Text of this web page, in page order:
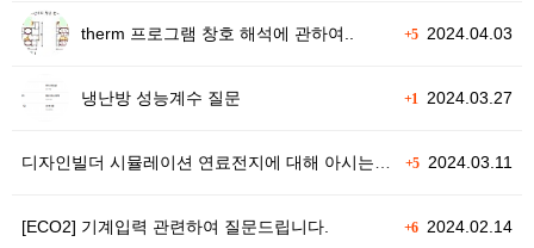
+52024.04.03
therm 프로그램 창호 해석에 관하여..
+1 2024.03.27
냉난방 성능계수 질문
+52024.03.11
디자인빌더 시뮬레이션 연료전지에 대해 아시는분 계신가요?
+62024.02.14
[ECO2] 기계입력 관련하여 질문드립니다.